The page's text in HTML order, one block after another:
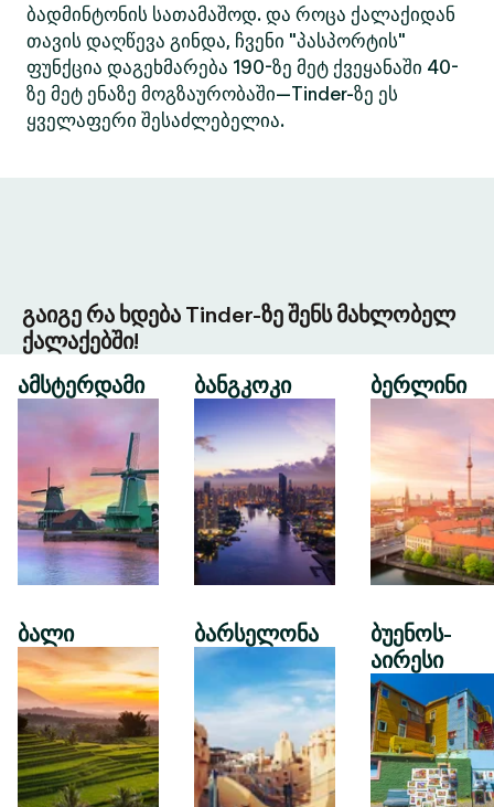
ბადმინტონის სათამაშოდ. და როცა ქალაქიდან
თავის დაღწევა გინდა, ჩვენი "პასპორტის"
ფუნქცია დაგეხმარება 190-ზე მეტ ქვეყანაში 40-
ზე მეტ ენაზე მოგზაურობაში—Tinder-ზე ეს
ყველაფერი შესაძლებელია.
გაიგე რა ხდება Tinder-ზე შენს მახლობელ
ქალაქებში!
ამსტერდამი
ბალი
ბანგკოკი
ბარსელონა
ბერლინი
ბუენოს-
აირესი